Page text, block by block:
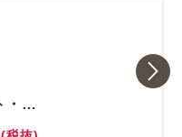
コーヒー・紅茶ポット(ホット・アイス)